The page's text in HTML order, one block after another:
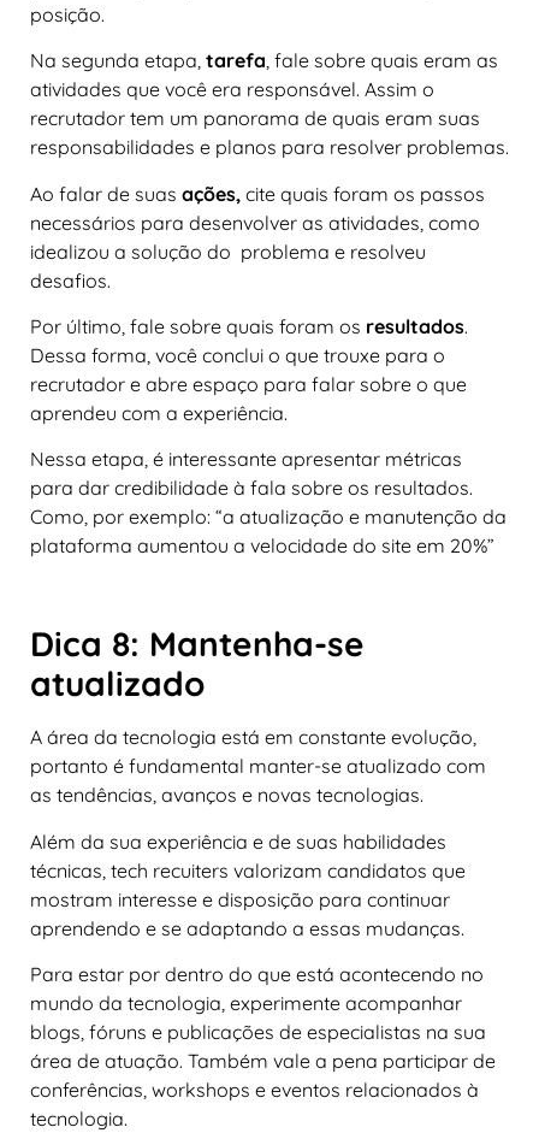
posição.
Na segunda etapa, tarefa, fale sobre quais eram as
atividades que você era responsável. Assim o
recrutador tem um panorama de quais eram suas
responsabilidades e planos para resolver problemas.
Ao falar de suas ações, cite quais foram os passos
necessários para desenvolver as atividades, como
idealizou a solução do problema e resolveu
desafios.
Por último, fale sobre quais foram os resultados.
Dessa forma, você conclui o que trouxe para o
recrutador e abre espaço para falar sobre o que
aprendeu com a experiência.
Nessa etapa, é interessante apresentar métricas
para dar credibilidade à fala sobre os resultados.
Como, por exemplo: “a atualização e manutenção da
plataforma aumentou a velocidade do site em 20%”
Dica 8: Mantenha-se
atualizado
A área da tecnologia está em constante evolução,
portanto é fundamental manter-se atualizado com
as tendências, avanços e novas tecnologias.
Além da sua experiência e de suas habilidades
técnicas, tech recuiters valorizam candidatos que
mostram interesse e disposição para continuar
aprendendo e se adaptando a essas mudanças.
Para estar por dentro do que está acontecendo no
mundo da tecnologia, experimente acompanhar
blogs, fóruns e publicações de especialistas na sua
área de atuação. Também vale a pena participar de
conferências, workshops e eventos relacionados à
tecnologia.